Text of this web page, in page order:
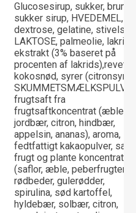
Glucosesirup, sukker, brunt
sukker sirup, HVEDEMEL,
dextrose, gelatine, stivelse,
LAKTOSE, palmeolie, lakrids
ekstrakt (3% baseret på
procenten af lakrids),revet
kokosnød, syrer (citronsyre),
frugtsaft fra
frugtsaftkoncentrat (æble,
jordbær, citron, hindbær,
appelsin, ananas), aroma,
fedtfattigt kakaopulver, salt,
frugt og plante koncentrater
(saflor, æble, peberfrugter,
rødbeder, gulerødder,
spirulina, sød kartoffel,
hyldebær, solbær, citron,